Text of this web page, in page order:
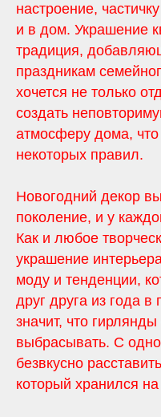
настроение,
и в дом. Украшение
традиция,
праздникам
хочется не только
создать
атмосферу дома,
некоторых правил.
Новогодний декор
поколение, и у
Как и любое
украшение
моду и тенденции,
друг друга из года
значит, что
выбрасывать. С
безвкусно
который хранился